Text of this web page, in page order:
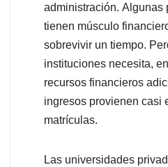
administración. Algunas
tienen músculo
sobrevivir un tiempo.
instituciones necesita,
recursos financieros
ingresos provienen casi
matrículas.
Las universidades